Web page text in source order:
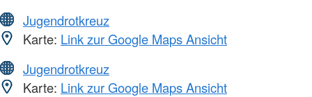
Jugendrotkreuz
Karte: Link zur Google Maps Ansicht
Jugendrotkreuz
Karte: Link zur Google Maps Ansicht